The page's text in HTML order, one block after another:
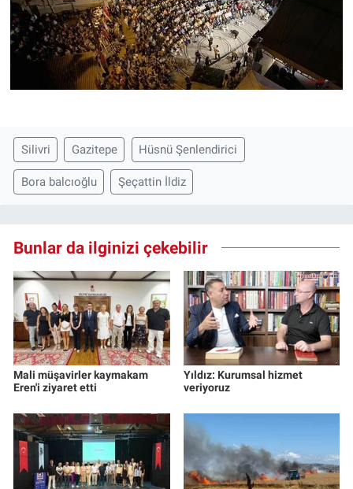
Silivri Gazitepe Hüsnü Şenlendirici
Bora balcıoğlu Şeçattin İldiz
Bunlar da ilginizi çekebilir
Mali müşavirler kaymakam
Eren'i ziyaret etti
Yıldız: Kurumsal hizmet
veriyoruz